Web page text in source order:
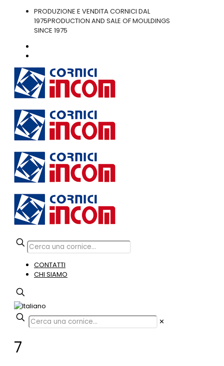
PRODUZIONE E VENDITA CORNICI DAL
1975PRODUCTION AND SALE OF MOULDINGS
SINCE 1975
CONTATTI
CHI SIAMO
✕
7